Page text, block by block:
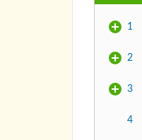
1
2
3
4